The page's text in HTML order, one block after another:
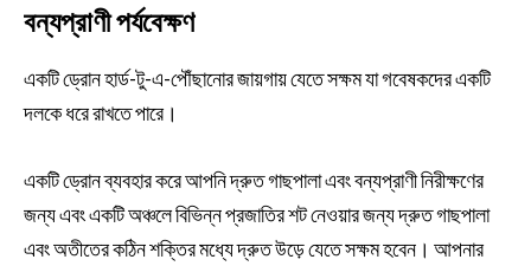
বন্যপ্রাণী পর্যবেক্ষণ
একটি ড্রোন হার্ড-টু-এ-পৌঁছানোর জায়গায় যেতে সক্ষম যা গবেষকদের একটি
দলকে ধরে রাখতে পারে।
একটি ড্রোন ব্যবহার করে আপনি দ্রুত গাছপালা এবং বন্যপ্রাণী নিরীক্ষণের
জন্য এবং একটি অঞ্চলে বিভিন্ন প্রজাতির শট নেওয়ার জন্য দ্রুত গাছপালা
এবং অতীতের কঠিন শক্তির মধ্যে দ্রুত উড়ে যেতে সক্ষম হবেন। আপনার